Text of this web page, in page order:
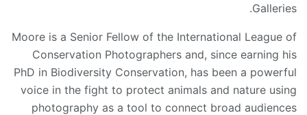
Galleries.
Moore is a Senior Fellow of the International League of
Conservation Photographers and, since earning his
PhD in Biodiversity Conservation, has been a powerful
voice in the fight to protect animals and nature using
photography as a tool to connect broad audiences